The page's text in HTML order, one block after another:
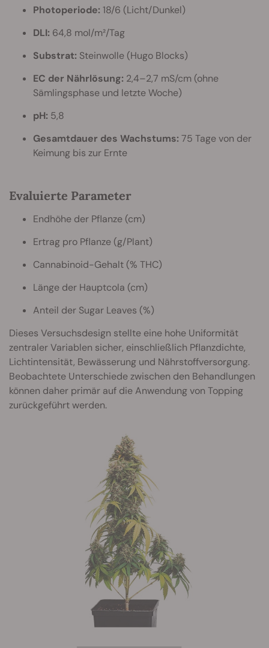
Photoperiode: 18/6 (Licht/Dunkel)
DLI: 64,8 mol/m²/Tag
Substrat: Steinwolle (Hugo Blocks)
EC der Nährlösung: 2,4–2,7 mS/cm (ohne
Sämlingsphase und letzte Woche)
pH: 5,8
Gesamtdauer des Wachstums: 75 Tage von der
Keimung bis zur Ernte
Evaluierte Parameter
Endhöhe der Pflanze (cm)
Ertrag pro Pflanze (g/Plant)
Cannabinoid-Gehalt (% THC)
Länge der Hauptcola (cm)
Anteil der Sugar Leaves (%)
Dieses Versuchsdesign stellte eine hohe Uniformität
zentraler Variablen sicher, einschließlich Pflanzdichte,
Lichtintensität, Bewässerung und Nährstoffversorgung.
Beobachtete Unterschiede zwischen den Behandlungen
können daher primär auf die Anwendung von Topping
zurückgeführt werden.